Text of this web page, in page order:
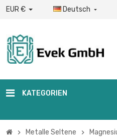
EUR € Deutsch 
KATEGORIEN
chevron_right Metalle Seltene chevron_right